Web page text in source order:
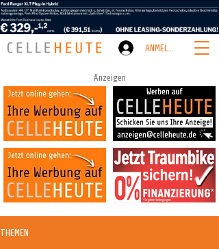
ANMELDEN
Anzeigen
THEMEN